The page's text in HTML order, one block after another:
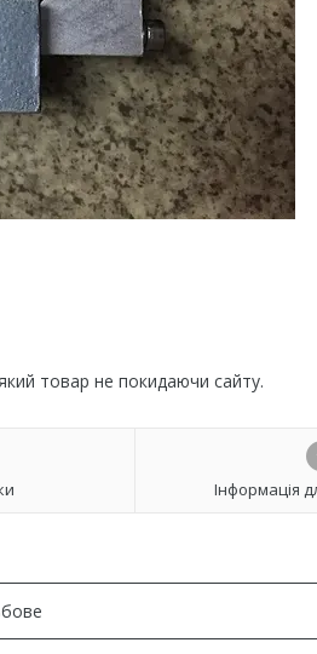
товар не покидаючи сайту.
Інформація